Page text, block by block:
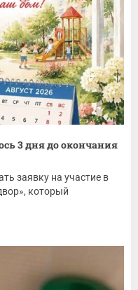
3 дня до окончания
заявку на участие в
который